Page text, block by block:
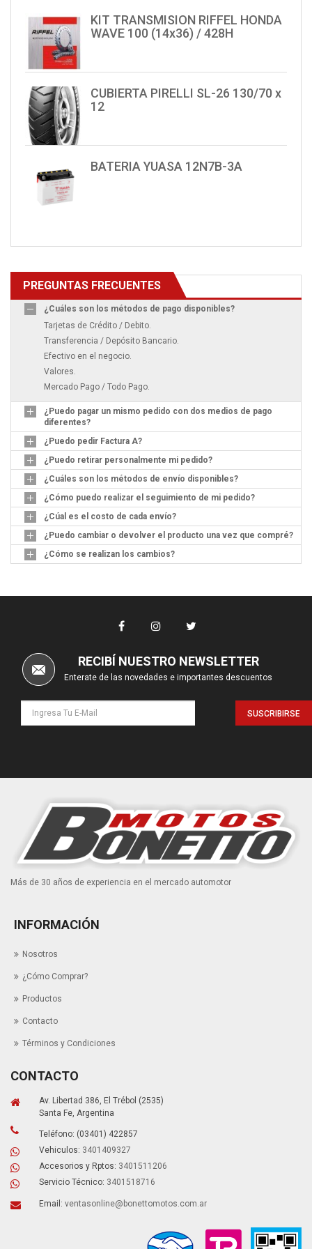
KIT TRANSMISION RIFFEL HONDA
WAVE 100 (14x36) / 428H
CUBIERTA PIRELLI SL-26 130/70 x
12
BATERIA YUASA 12N7B-3A
PREGUNTAS FRECUENTES
¿Cuáles son los métodos de pago disponibles?
Tarjetas de Crédito / Debito.
Transferencia / Depósito Bancario.
Efectivo en el negocio.
Valores.
Mercado Pago / Todo Pago.
¿Puedo pagar un mismo pedido con dos medios de pago
diferentes?
¿Puedo pedir Factura A?
¿Puedo retirar personalmente mi pedido?
¿Cuáles son los métodos de envío disponibles?
¿Cómo puedo realizar el seguimiento de mi pedido?
¿Cúal es el costo de cada envío?
¿Puedo cambiar o devolver el producto una vez que compré?
¿Cómo se realizan los cambios?
RECIBÍ NUESTRO NEWSLETTER
Enterate de las novedades e importantes descuentos
SUSCRIBIRSE
Más de 30 años de experiencia en el mercado automotor
INFORMACIÓN
Nosotros
¿Cómo Comprar?
Productos
Contacto
Términos y Condiciones
CONTACTO
Av. Libertad 386, El Trébol (2535)
Santa Fe, Argentina
Teléfono: (03401) 422857
Vehiculos: 3401409327
Accesorios y Rptos: 3401511206
Servicio Técnico: 3401518716
Email: ventasonline@bonettomotos.com.ar